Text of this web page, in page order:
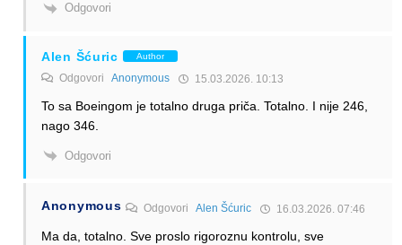
Odgovori
Alen Šćuric Author
Odgovori Anonymous 15.03.2026. 10:13
To sa Boeingom je totalno druga priča. Totalno. I nije 246,
nago 346.
Odgovori
Anonymous OdgovoriAlen Šćuric 16.03.2026. 07:46
Ma da, totalno. Sve proslo rigoroznu kontrolu, sve